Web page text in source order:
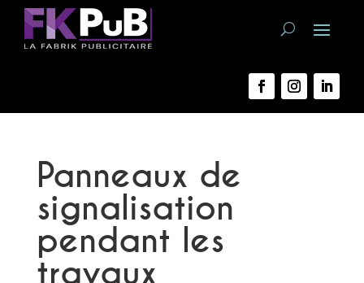
Panneaux de
signalisation
pendant les
travaux